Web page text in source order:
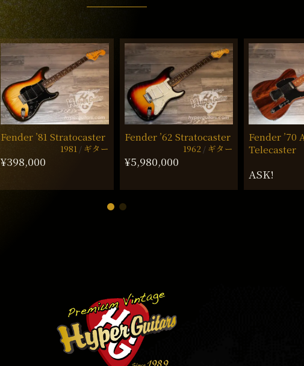
Fender ’81 Stratocaster
1981 ギター
¥398,000
Fender ’62 Stratocaster
1962 ギター
¥5,980,000
Fender ’70
Telecaster
ASK!